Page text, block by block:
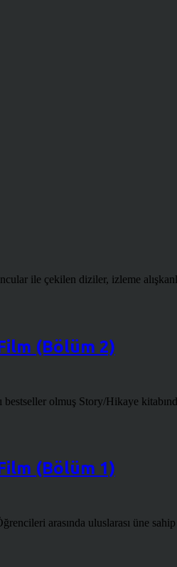
ile çekilen diziler, izleme
(Bölüm 2)
bestseller olmuş Story/Hikaye
(Bölüm 1)
arasında uluslarası üne